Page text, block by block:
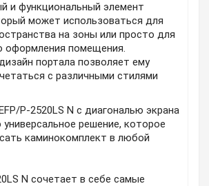
и функциональный элемент
может использоваться для
на зоны или просто для
оформления помещения.
портала позволяет ему
с различными стилями
P-2520LS N с диагональю экрана
решение, которое
каминокомплект в любой
N сочетает в себе самые